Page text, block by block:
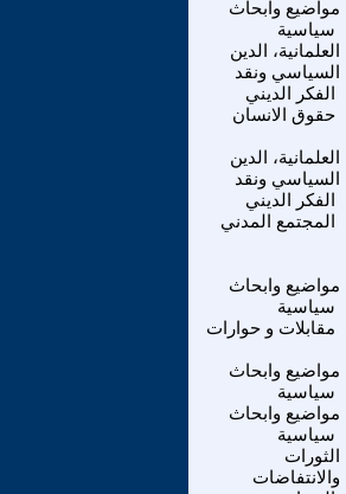
مواضيع وابحاث
سياسية
العلمانية، الدين
السياسي ونقد
الفكر الديني
حقوق الانسان
العلمانية، الدين
السياسي ونقد
الفكر الديني
المجتمع المدني
مواضيع وابحاث
سياسية
مقابلات و حوارات
مواضيع وابحاث
سياسية
مواضيع وابحاث
سياسية
الثورات
والانتفاضات